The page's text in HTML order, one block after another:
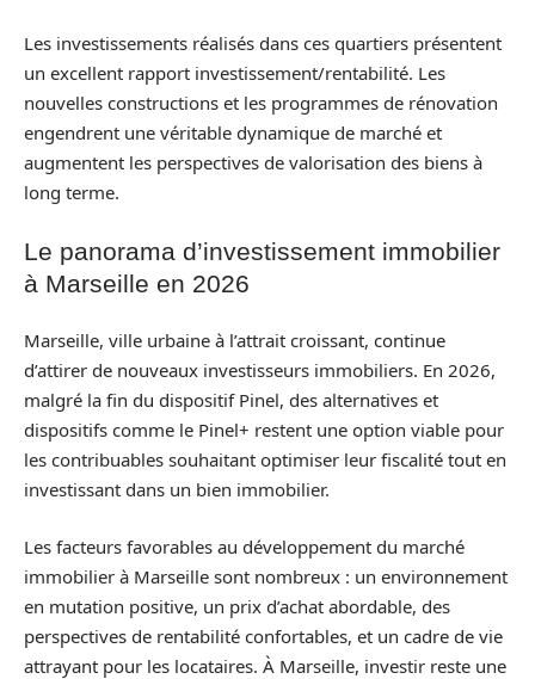
Les investissements réalisés dans ces quartiers présentent
un excellent rapport investissement/rentabilité. Les
nouvelles constructions et les programmes de rénovation
engendrent une véritable dynamique de marché et
augmentent les perspectives de valorisation des biens à
long terme.
Le panorama d’investissement immobilier
à Marseille en 2026
Marseille, ville urbaine à l’attrait croissant, continue
d’attirer de nouveaux investisseurs immobiliers. En 2026,
malgré la fin du dispositif Pinel, des alternatives et
dispositifs comme le Pinel+ restent une option viable pour
les contribuables souhaitant optimiser leur fiscalité tout en
investissant dans un bien immobilier.
Les facteurs favorables au développement du marché
immobilier à Marseille sont nombreux : un environnement
en mutation positive, un prix d’achat abordable, des
perspectives de rentabilité confortables, et un cadre de vie
attrayant pour les locataires. À Marseille, investir reste une